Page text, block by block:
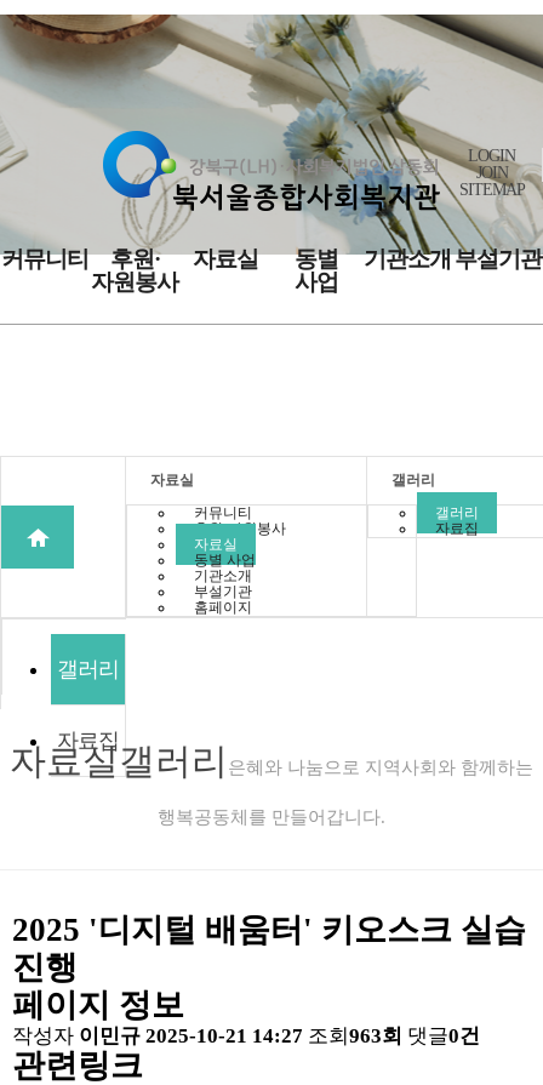
LOGIN
JOIN
SITEMAP
커뮤니티
후원·
자원봉사
자료실
동별
사업
기관소개부설기관
자료실
커뮤니티
후원·자원봉사
자료실
동별 사업
기관소개
부설기관
홈페이지
갤러리
갤러리
자료집
갤러리
자료집
자료실갤러리 은혜와 나눔으로 지역사회와 함께하는
행복공동체를 만들어갑니다.
2025 '디지털 배움터' 키오스크 실습
진행
페이지 정보
작성자 이민규 2025-10-21 14:27 조회963회 댓글0건
관련링크